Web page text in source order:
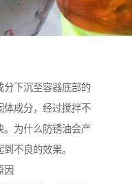
分下沉至容器底部的
体成分，经过搅拌不
。为什么防锈油会产
不良的效果。
因